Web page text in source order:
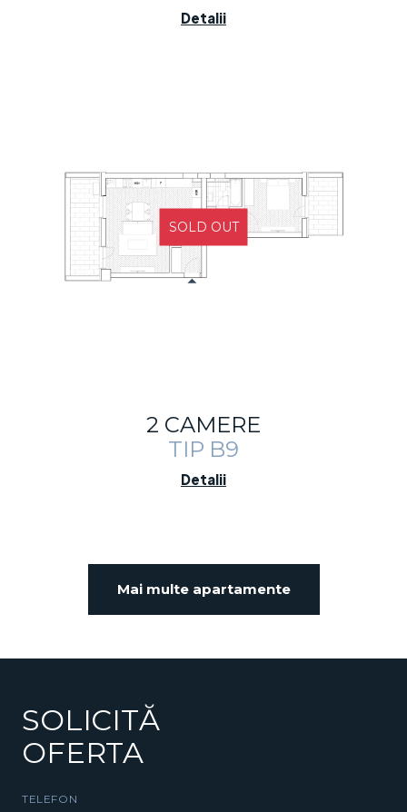
Detalii
SOLD OUT
2 CAMERE
TIP B9
Detalii
Mai multe apartamente
SOLICITĂ
OFERTA
TELEFON